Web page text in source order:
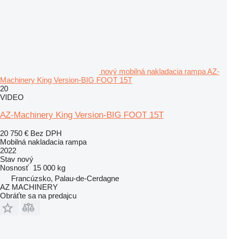
nový mobilná nakladacia rampa AZ-
Machinery King Version-BIG FOOT 15T
20
VIDEO
AZ-Machinery King Version-BIG FOOT 15T
20 750 € Bez DPH
Mobilná nakladacia rampa
2022
Stav nový
Nosnosť 15 000 kg
Francúzsko, Palau-de-Cerdagne
AZ MACHINERY
Obráťte sa na predajcu